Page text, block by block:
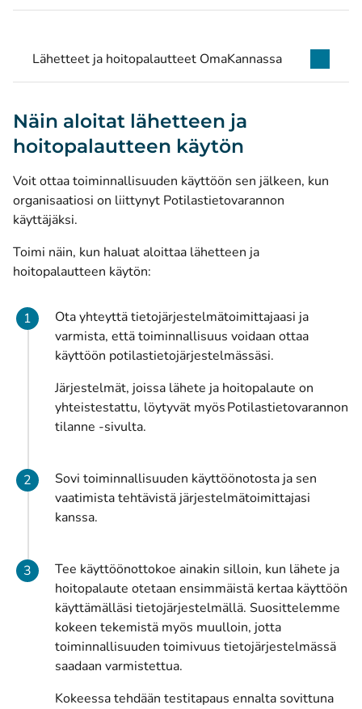
Lähetteet ja hoitopalautteet OmaKannassa
Näin aloitat lähetteen ja
hoitopalautteen käytön
Voit ottaa toiminnallisuuden käyttöön sen jälkeen, kun
organisaatiosi on liittynyt Potilastietovarannon
käyttäjäksi.
Toimi näin, kun haluat aloittaa lähetteen ja
hoitopalautteen käytön:
Ota yhteyttä tietojärjestelmätoimittajaasi ja
varmista, että toiminnallisuus voidaan ottaa
käyttöön potilastietojärjestelmässäsi.
Järjestelmät, joissa lähete ja hoitopalaute on
yhteistestattu, löytyvät myösPotilastietovarannon
tilanne -sivulta.
Sovi toiminnallisuuden käyttöönotosta ja sen
vaatimista tehtävistä järjestelmätoimittajasi
kanssa.
Tee käyttöönottokoe ainakin silloin, kun lähete ja
hoitopalaute otetaan ensimmäistä kertaa käyttöön
käyttämälläsi tietojärjestelmällä. Suosittelemme
kokeen tekemistä myös muulloin, jotta
toiminnallisuuden toimivuus tietojärjestelmässä
saadaan varmistettua.
Kokeessa tehdään testitapaus ennalta sovittuna